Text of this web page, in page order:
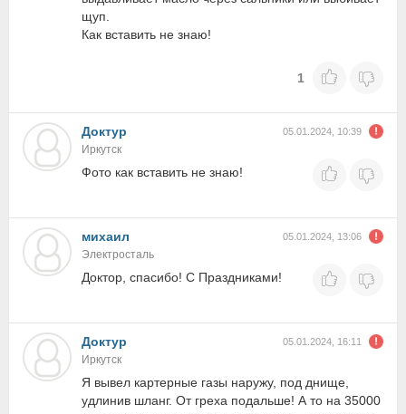
щуп.
Как вставить не знаю!
1
Доктур 05.01.2024, 10:39
Иркутск
Фото как вставить не знаю!
михаил 05.01.2024, 13:06
Электросталь
Доктор, спасибо! С Праздниками!
Доктур 05.01.2024, 16:11
Иркутск
Я вывел картерные газы наружу, под днище,
удлинив шланг. От греха подальше! А то на 35000